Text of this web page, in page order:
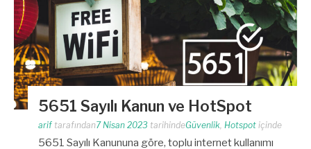
5651 Sayılı Kanun ve HotSpot
arif tarafından7 Nisan 2023 tarihindeGüvenlik, Hotspot içinde
5651 Sayılı Kanununa göre, toplu internet kullanımı